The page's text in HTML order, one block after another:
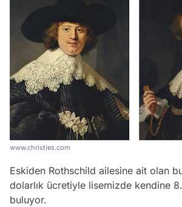
www.christies.com
Eskiden Rothschild ailesine ait olan
dolarlık ücretiyle lisemizde kendine
buluyor.